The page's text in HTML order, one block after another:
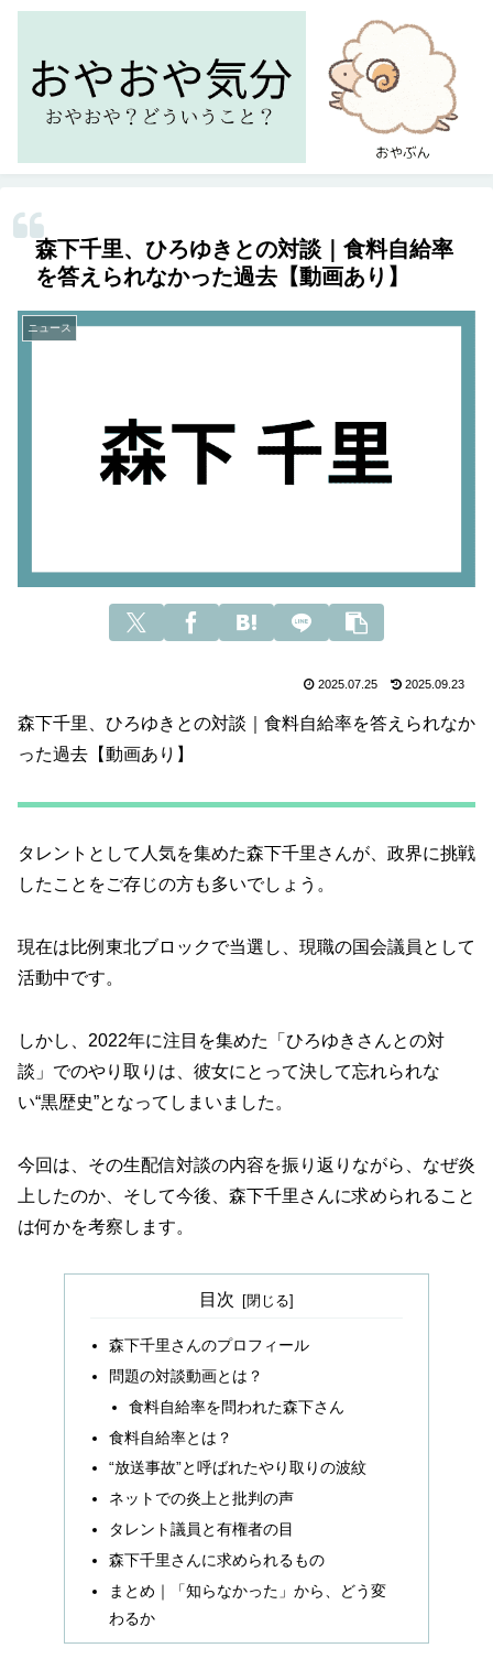
森下千里、ひろゆきとの対談｜食料自給率
を答えられなかった過去【動画あり】
ニュース
2025.07.25 2025.09.23
森下千里、ひろゆきとの対談｜食料自給率を答えられなか
った過去【動画あり】
タレントとして人気を集めた森下千里さんが、政界に挑戦
したことをご存じの方も多いでしょう。
現在は比例東北ブロックで当選し、現職の国会議員として
活動中です。
しかし、2022年に注目を集めた「ひろゆきさんとの対
談」でのやり取りは、彼女にとって決して忘れられな
い“黒歴史”となってしまいました。
今回は、その生配信対談の内容を振り返りながら、なぜ炎
上したのか、そして今後、森下千里さんに求められること
は何かを考察します。
目次
森下千里さんのプロフィール
問題の対談動画とは？
食料自給率を問われた森下さん
食料自給率とは？
“放送事故”と呼ばれたやり取りの波紋
ネットでの炎上と批判の声
タレント議員と有権者の目
森下千里さんに求められるもの
まとめ｜「知らなかった」から、どう変
わるか